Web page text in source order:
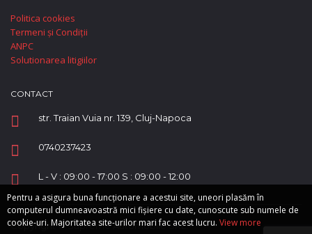
Politica cookies
Termeni și Condiții
ANPC
Solutionarea litigiilor
CONTACT
str. Traian Vuia nr. 139, Cluj-Napoca
0740237423
L - V : 09:00 - 17:00 S : 09:00 - 12:00
Copyright © Supreme Automobile SRL.
Pentru a asigura buna funcționare a acestui site, uneori plasăm în
computerul dumneavoastră mici fișiere cu date, cunoscute sub numele de
cookie-uri. Majoritatea site-urilor mari fac acest lucru. View more